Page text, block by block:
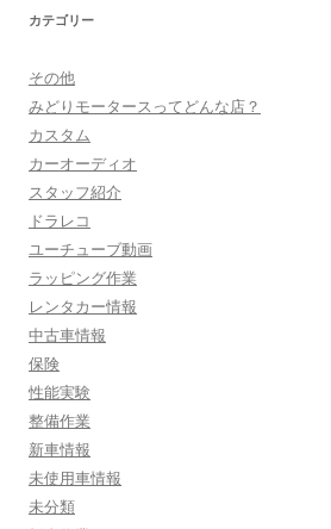
カテゴリー
その他
みどりモータースってどんな店？
カスタム
カーオーディオ
スタッフ紹介
ドラレコ
ユーチューブ動画
ラッピング作業
レンタカー情報
中古車情報
保険
性能実験
整備作業
新車情報
未使用車情報
未分類